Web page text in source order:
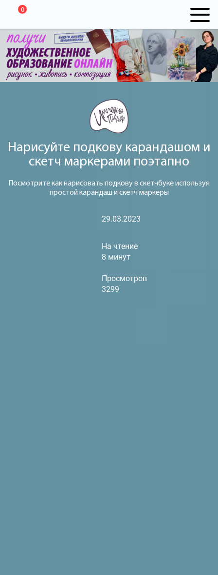
0
Нарисуйте подкову карандашом и
скетч маркерами поэтапно
Посмотрите как нарисовать подкову в скетчбуке используя
простой карандаш и скетч маркеры
29.03.2023
На чтение
8 минут
Просмотров
3299